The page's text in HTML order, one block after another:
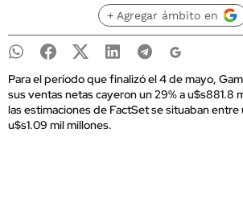
+ Agregar ámbito en
Para el período que finalizó el 4 de mayo,
sus ventas netas cayeron un 29% a u$s881.8
las estimaciones de FactSet se situaban
u$s1.09 mil millones.